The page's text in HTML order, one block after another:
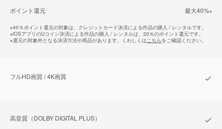
ポイント還元 最⼤40%※
※40％ポイント還元の対象は、クレジットカード決済による作品の購入 / レンタルです。
※iOSアプリのUコイン決済による作品の購入 / レンタルは、20％のポイント還元です。
※還元の対象外となる決済方法や商品があります。くわしくはこちらをご確認ください。
フルHD画質 / 4K画質
⾼⾳質（DOLBY DIGITAL PLUS）